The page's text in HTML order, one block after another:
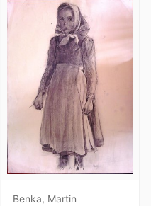
Benka, Martin